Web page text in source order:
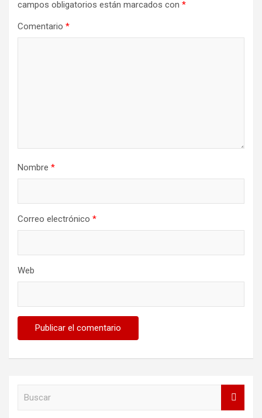
campos obligatorios están marcados con *
Comentario *
Nombre *
Correo electrónico *
Web